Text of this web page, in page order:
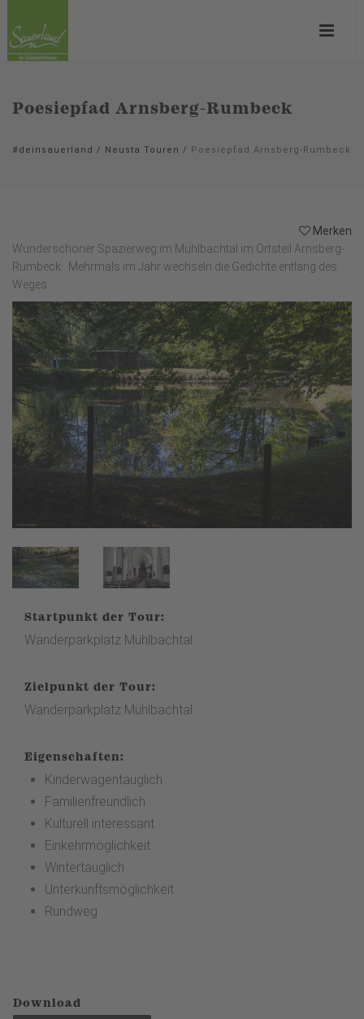
Poesiepfad Arnsberg-Rumbeck
#deinsauerland / Neusta Touren / Poesiepfad Arnsberg-Rumbeck
Merken
Wunderschöner Spazierweg im Mühlbachtal im Ortsteil Arnsberg-
Rumbeck. Mehrmals im Jahr wechseln die Gedichte entlang des
Weges.
Startpunkt der Tour:
Wanderparkplatz Mühlbachtal
Zielpunkt der Tour:
Wanderparkplatz Mühlbachtal
Eigenschaften:
Kinderwagentauglich
Familienfreundlich
Kulturell interessant
Einkehrmöglichkeit
Wintertauglich
Unterkunftsmöglichkeit
Rundweg
Download